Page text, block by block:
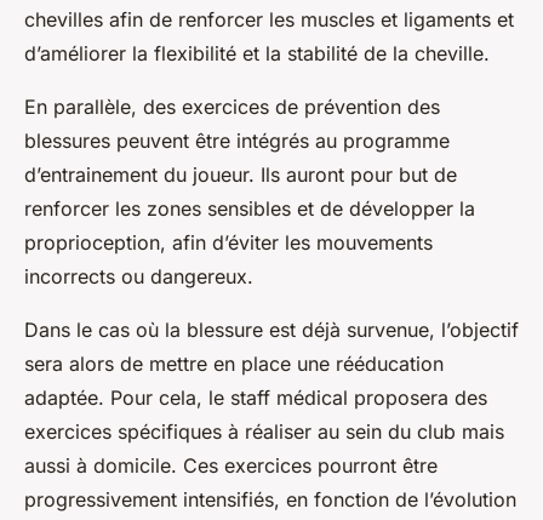
chevilles afin de renforcer les muscles et ligaments et
d’améliorer la flexibilité et la stabilité de la cheville.
En parallèle, des exercices de prévention des
blessures peuvent être intégrés au programme
d’entrainement du joueur. Ils auront pour but de
renforcer les zones sensibles et de développer la
proprioception, afin d’éviter les mouvements
incorrects ou dangereux.
Dans le cas où la blessure est déjà survenue, l’objectif
sera alors de mettre en place une rééducation
adaptée. Pour cela, le staff médical proposera des
exercices spécifiques à réaliser au sein du club mais
aussi à domicile. Ces exercices pourront être
progressivement intensifiés, en fonction de l’évolution